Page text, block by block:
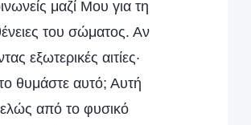
μαζί Μου για τη
του σώματος. Αν
εξωτερικές αιτίες·
θυμάστε αυτό; Αυτή
από το φυσικό